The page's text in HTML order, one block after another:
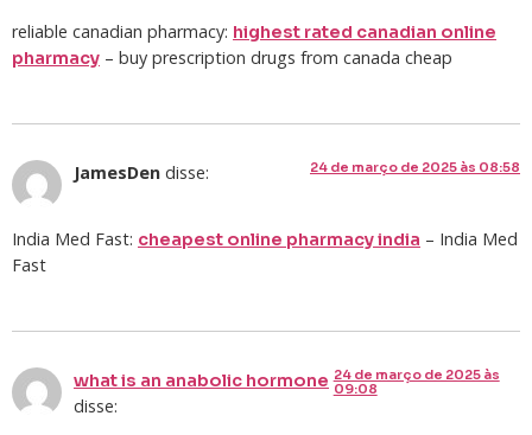
reliable canadian pharmacy: highest rated canadian online
pharmacy – buy prescription drugs from canada cheap
JamesDen disse: 24 de março de 2025 às 08:58
India Med Fast: cheapest online pharmacy india – India Med
Fast
what is an anabolic hormone
disse:
24 de março de 2025 às
09:08